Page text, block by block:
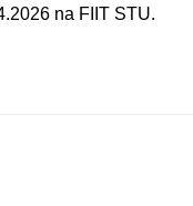
na FIIT STU.